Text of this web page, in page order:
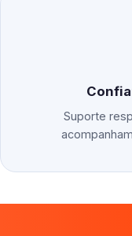
Suporte